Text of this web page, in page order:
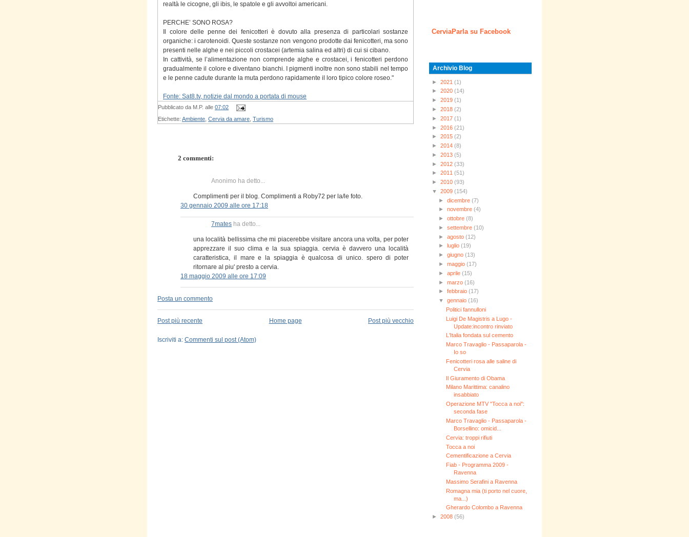
realtà le cicogne, gli ibis, le spatole e gli avvoltoi americani.
PERCHE’ SONO ROSA?
Il colore delle penne dei fenicotteri è dovuto alla presenza di particolari sostanze
organiche: i carotenoidi. Queste sostanze non vengono prodotte dai fenicotteri, ma sono
presenti nelle alghe e nei piccoli crostacei (artemia salina ed altri) di cui si cibano.
In cattività, se l’alimentazione non comprende alghe e crostacei, i fenicotteri perdono
gradualmente il colore e diventano bianchi. I pigmenti inoltre non sono stabili nel tempo
e le penne cadute durante la muta perdono rapidamente il loro tipico colore roseo."
Fonte: Sat8.tv, notizie dal mondo a portata di mouse
Pubblicato da M.P. alle 07:02
Etichette: Ambiente Cervia da amare Turismo
2 commenti:
Anonimo ha detto...
Complimenti per il blog. Complimenti a Roby72 per la/le foto.
30 gennaio 2009 alle ore 17:18
7mates ha detto...
una località bellissima che mi piacerebbe visitare ancora una volta, per poter
apprezzare il suo clima e la sua spiaggia. cervia è davvero una località
caratteristica, il mare e la spiaggia è qualcosa di unico. spero di poter
ritornare al piu' presto a cervia.
18 maggio 2009 alle ore 17:09
Posta un commento
Post più recente Post più vecchio
Home page
Iscriviti a: Commenti sul post (Atom)
CerviaParla su Facebook
Archivio Blog
► 2021 (1)
► 2020 (14)
► 2019 (1)
► 2018 (2)
► 2017 (1)
► 2016 (21)
► 2015 (2)
► 2014 (8)
► 2013 (5)
► 2012 (33)
► 2011 (51)
► 2010 (93)
▼ 2009 (154)
►dicembre(7)
►novembre(4)
►ottobre(8)
►settembre(10)
►agosto(12)
►
luglio(19)
►giugno(13)
►maggio(17)
►aprile(15)
►marzo(16)
►febbraio(17)
▼gennaio(16)
Politici fannulloni
Luigi De Magistris a Lugo -
Update:incontro rinviato
L'Italia fondata sul cemento
Marco Travaglio - Passaparola -
Io so
Fenicotteri rosa alle saline di
Cervia
Il Giuramento di Obama
Milano Marittima: canalino
insabbiato
Operazione MTV "Tocca a noi":
seconda fase
Marco Travaglio - Passaparola -
Borsellino: omicid...
Cervia: troppi rifiuti
Tocca a noi
Cementificazione a Cervia
Fiab - Programma 2009 -
Ravenna
Massimo Serafini a Ravenna
Romagna mia (ti porto nel cuore,
ma...)
Gherardo Colombo a Ravenna
► 2008 (56)